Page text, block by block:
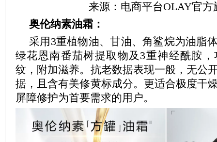
来源：电商平台OLAY官方
奥伦纳素油霜 ：
采用3重植物油、甘油、角鲨烷为油脂
绿花恩南番茄树提取物及3重神经酰胺
纹，附加滋养。抗老数据表现一般，无公
据，且含有美修黄标成分。更适合极度干
屏障修护为首要需求的用户。